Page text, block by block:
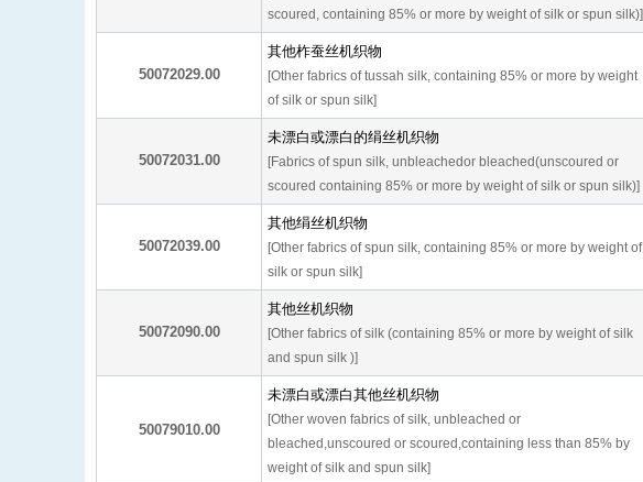
scoured, containing 85% or more by weight of silk or spun silk)]
50072029.00
其他柞蚕丝机织物
[Other fabrics of tussah silk, containing 85% or more by weight
of silk or spun silk]
50072031.00
未漂白或漂白的绢丝机织物
[Fabrics of spun silk, unbleachedor bleached(unscoured or
scoured containing 85% or more by weight of silk or spun silk)]
50072039.00
其他绢丝机织物
[Other fabrics of spun silk, containing 85% or more by weight of
silk or spun silk]
50072090.00
其他丝机织物
[Other fabrics of silk (containing 85% or more by weight of silk
and spun silk )]
50079010.00
未漂白或漂白其他丝机织物
[Other woven fabrics of silk, unbleached or
bleached,unscoured or scoured,containing less than 85% by
weight of silk and spun silk]